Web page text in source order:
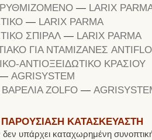
— LARIX
— LARIX PARMA
ΣΠΙΡΑΛ — LARIX PARMA
ΓΙΑ ΝΤΑΜΙΖΑΝΕΣ
ΑΝΤΙΟΞΕΙΔΩΤΙΚΟ ΚΡΑΣΙΟΥ
AGRISYSTEM
ΒΑΡΕΛΙΑ ZOLFO —
ΚΑΤΑΣΚΕΥΑΣΤΗ
υπάρχει καταχωρημένη